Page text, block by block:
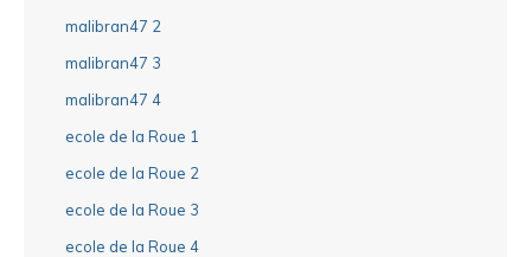
malibran47 2
malibran47 3
malibran47 4
ecole de la Roue 1
ecole de la Roue 2
ecole de la Roue 3
ecole de la Roue 4